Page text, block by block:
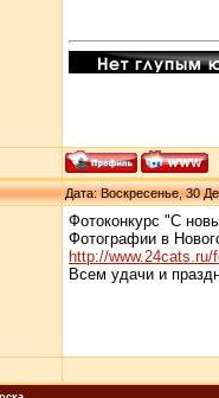
Дата: Воскресенье, 30
Фотоконкурс "С
Фотографии в
http://
Всем удачи и